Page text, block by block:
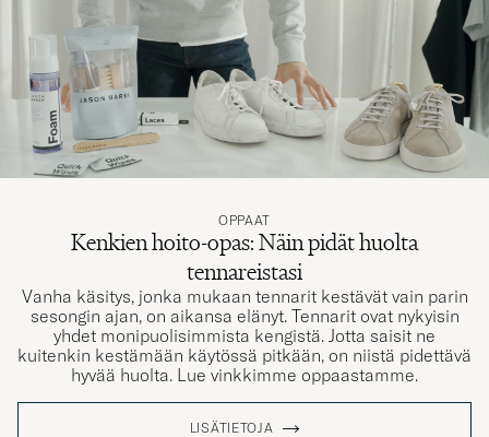
OPPAAT
Kenkien hoito-opas: Näin pidät huolta
tennareistasi
Vanha käsitys, jonka mukaan tennarit kestävät vain parin
sesongin ajan, on aikansa elänyt. Tennarit ovat nykyisin
yhdet monipuolisimmista kengistä. Jotta saisit ne
kuitenkin kestämään käytössä pitkään, on niistä pidettävä
hyvää huolta. Lue vinkkimme oppaastamme.
LISÄTIETOJA